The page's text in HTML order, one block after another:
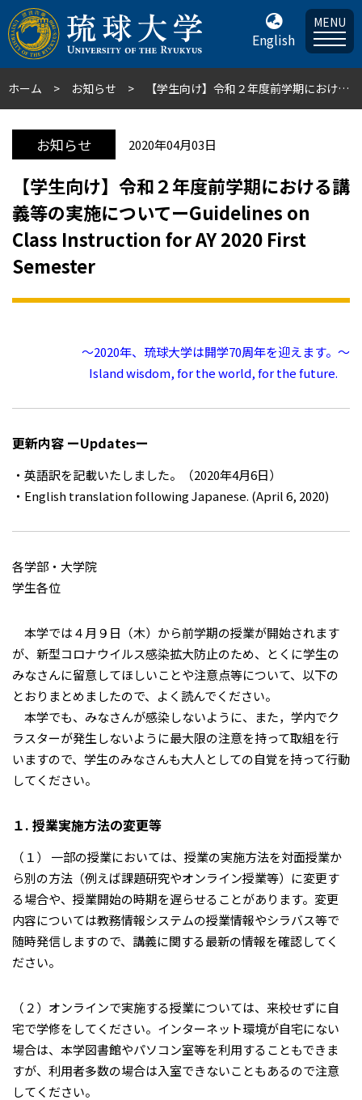
English
MENU
ホーム お知らせ 【学生向け】令和２年度前学期における講義等の実施についてーGuidelines on Class Instruction for AY 2020 First Semester
お知らせ 2020年04月03日
【学生向け】令和２年度前学期における講
義等の実施についてーGuidelines on
Class Instruction for AY 2020 First
Semester
～2020年、琉球大学は開学70周年を迎えます。～
Island wisdom, for the world, for the future.
更新内容 ーUpdatesー
・英語訳を記載いたしました。（2020年4月6日）
・English translation following Japanese. (April 6, 2020)
各学部・大学院
学生各位
本学では４月９日（木）から前学期の授業が開始されます
が、新型コロナウイルス感染拡大防止のため、とくに学生の
みなさんに留意してほしいことや注意点等について、以下の
とおりまとめましたので、よく読んでください。
本学でも、みなさんが感染しないように、また，学内でク
ラスターが発生しないように最大限の注意を持って取組を行
いますので、学生のみなさんも大人としての自覚を持って行動
してください。
１. 授業実施方法の変更等
（１） 一部の授業においては、授業の実施方法を対面授業か
ら別の方法（例えば課題研究やオンライン授業等）に変更す
る場合や、授業開始の時期を遅らせることがあります。変更
内容については教務情報システムの授業情報やシラバス等で
随時発信しますので、講義に関する最新の情報を確認してく
ださい。
（２）オンラインで実施する授業については、来校せずに自
宅で学修をしてください。インターネット環境が自宅にない
場合は、本学図書館やパソコン室等を利用することもできま
すが、利用者多数の場合は入室できないこともあるので注意
してください。